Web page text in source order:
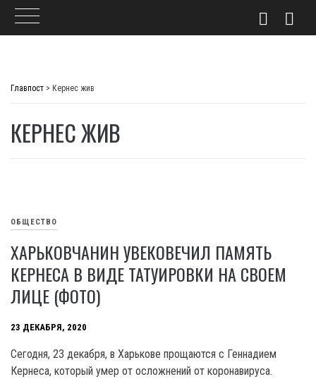
Главпост > Кернес жив
КЕРНЕС ЖИВ
ОБЩЕСТВО
ХАРЬКОВЧАНИН УВЕКОВЕЧИЛ ПАМЯТЬ
КЕРНЕСА В ВИДЕ ТАТУИРОВКИ НА СВОЕМ
ЛИЦЕ (ФОТО)
23 ДЕКАБРЯ, 2020
Сегодня, 23 декабря, в Харькове прощаются с Геннадием
Кернеса, который умер от осложнений от коронавируса.